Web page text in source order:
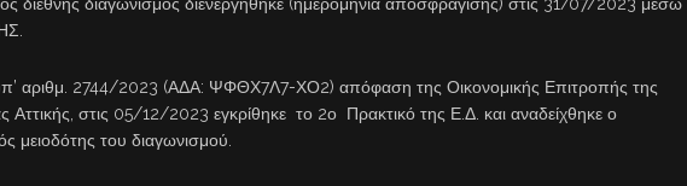
αριθμ. 2744/2023 (ΑΔΑ: ΨΦΘΧ7Λ7-ΧΟ2) απόφαση της Οικονομικής Επιτροπής της
Αττικής, στις 05/12/2023 εγκρίθηκε το 2ο Πρακτικό της Ε.Δ. και αναδείχθηκε ο
μειοδότης του διαγωνισμού.